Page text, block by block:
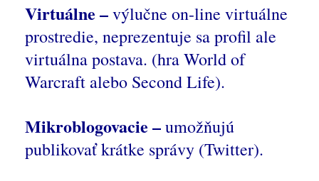
Virtuálne –výlučne on-line virtuálne
prostredie, neprezentuje sa profil ale
virtuálna postava. (hra World of
Warcraft alebo Second Life).
Mikroblogovacie –umožňujú
publikovať krátke správy (Twitter).